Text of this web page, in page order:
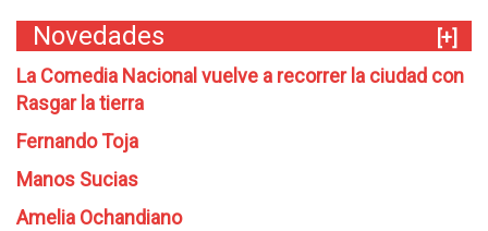
Novedades
[+]
La Comedia Nacional vuelve a recorrer la ciudad con
Rasgar la tierra
Fernando Toja
Manos Sucias
Amelia Ochandiano